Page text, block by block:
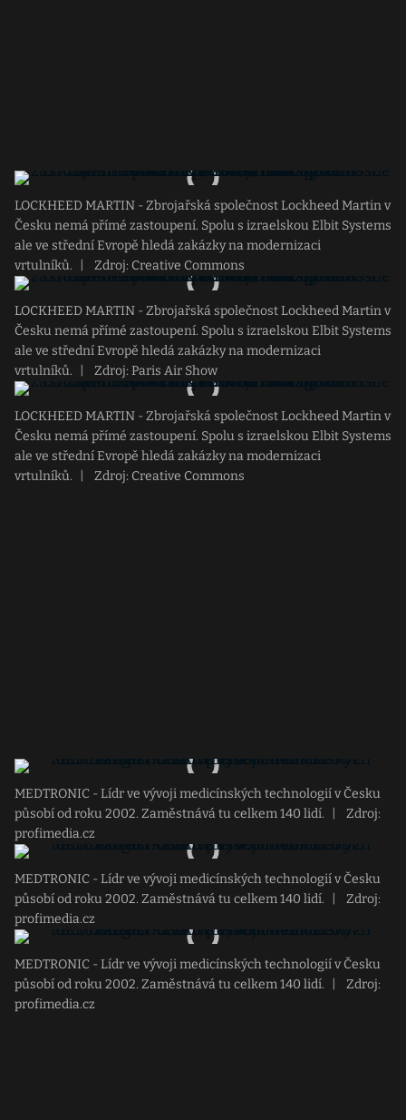
LOCKHEED MARTIN - Zbrojařská společnost Lockheed Martin v
Česku nemá přímé zastoupení. Spolu s izraelskou Elbit Systems
ale ve střední Evropě hledá zakázky na modernizaci
vrtulníků.
Zdroj: Creative Commons
LOCKHEED MARTIN - Zbrojařská společnost Lockheed Martin v
Česku nemá přímé zastoupení. Spolu s izraelskou Elbit Systems
ale ve střední Evropě hledá zakázky na modernizaci
vrtulníků.
Zdroj: Paris Air Show
LOCKHEED MARTIN - Zbrojařská společnost Lockheed Martin v
Česku nemá přímé zastoupení. Spolu s izraelskou Elbit Systems
ale ve střední Evropě hledá zakázky na modernizaci
vrtulníků.
Zdroj: Creative Commons
MEDTRONIC - Lídr ve vývoji medicínských technologií v Česku
působí od roku 2002. Zaměstnává tu celkem 140 lidí.
Zdroj:
profimedia.cz
MEDTRONIC - Lídr ve vývoji medicínských technologií v Česku
působí od roku 2002. Zaměstnává tu celkem 140 lidí.
Zdroj:
profimedia.cz
MEDTRONIC - Lídr ve vývoji medicínských technologií v Česku
působí od roku 2002. Zaměstnává tu celkem 140 lidí.
Zdroj:
profimedia.cz